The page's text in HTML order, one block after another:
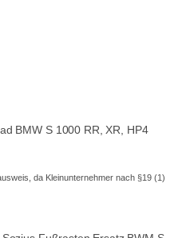
BMW S 1000 RR, XR, HP4
€.
da Kleinunternehmer nach §19 (1)